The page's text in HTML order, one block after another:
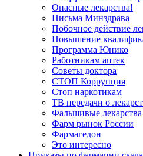
Опасные лекарства!
Письма Минздрава
Побочное действие
Повышение
Программа Юнико
Работникам аптек
Советы доктора
СТОП Коррупция
Стоп наркотикам
ТВ передачи о
Фальшивые лекарства
Фарм рынок России
Фармагедон
Это интересно